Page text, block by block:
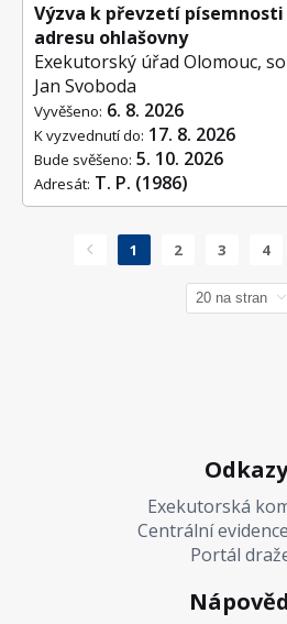
Výzva k převzetí písemnosti
adresu ohlašovny
Exekutorský úřad Olomouc,
Jan Svoboda
Vyvěšeno: 6. 8. 2026
Adresát: T. P. (1986)
K vyzvednutí do: 17. 8. 2026
Bude svěšeno: 5. 10. 2026
1 2 3 4
Odkazy
Exekutorská
Centrální
Portál